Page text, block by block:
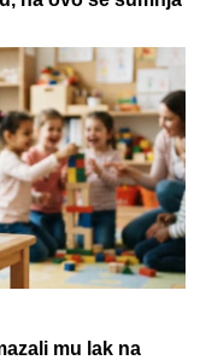
mu lak na